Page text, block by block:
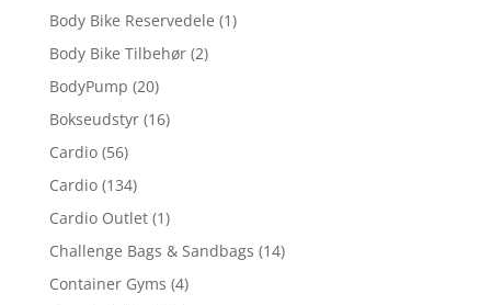
Body Bike Reservedele (1)
Body Bike Tilbehør (2)
BodyPump (20)
Bokseudstyr (16)
Cardio (56)
Cardio (134)
Cardio Outlet (1)
Challenge Bags & Sandbags (14)
Container Gyms (4)